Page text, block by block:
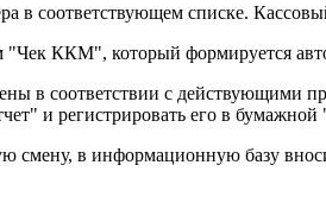
в соответствующем списке.
"Чек ККМ", который формируется
в соответствии с действующими
и регистрировать его в бумажной
смену, в информационную базу